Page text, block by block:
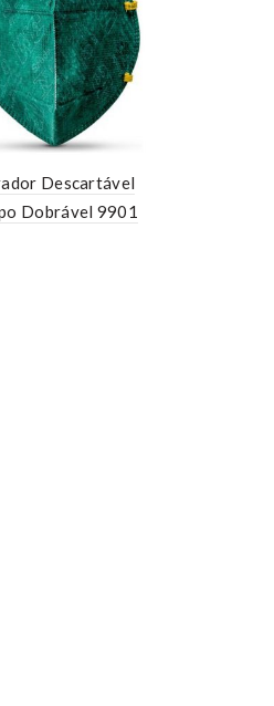
Descartável
Dobrável 9901